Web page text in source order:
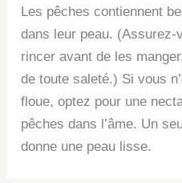
Les pêches contiennent
dans leur peau. (Assurez-
rincer avant de les
de toute saleté.) Si vous
floue, optez pour une
pêches dans l’âme. Un
donne une peau lisse.